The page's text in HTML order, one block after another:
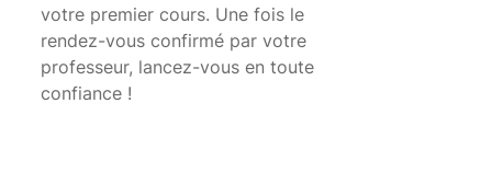
votre premier cours. Une fois le
rendez-vous confirmé par votre
professeur, lancez-vous en toute
confiance !